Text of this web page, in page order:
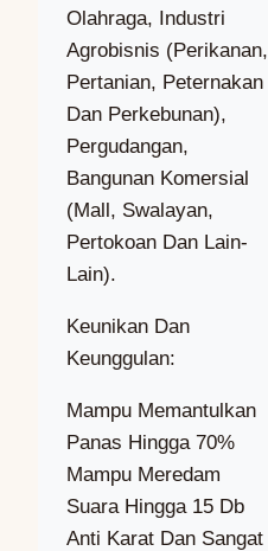
Olahraga, Industri
Agrobisnis (Perikanan,
Pertanian, Peternakan
Dan Perkebunan),
Pergudangan,
Bangunan Komersial
(Mall, Swalayan,
Pertokoan Dan Lain-
Lain).
Keunikan Dan
Keunggulan:
Mampu Memantulkan
Panas Hingga 70%
Mampu Meredam
Suara Hingga 15 Db
Anti Karat Dan Sangat